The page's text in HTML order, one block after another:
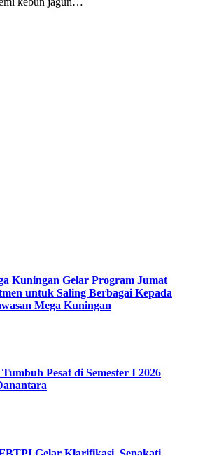
Kuningan Gelar Program Jumat
untuk Saling Berbagai Kepada
Mega Kuningan
Pesat di Semester I 2026